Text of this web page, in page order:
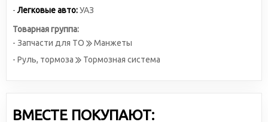
-Легковые авто:УАЗ
Товарная группа:
- Запчасти для ТО
Манжеты
- Руль, тормоза
Тормозная система
ВМЕСТЕ ПОКУПАЮТ: